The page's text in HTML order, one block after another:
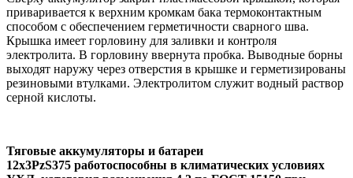
приваривается к верхним кромкам бака термоконтактным
способом с обеспечением герметичности сварного шва.
Крышка имеет горловину для заливки и контроля
электролита. В горловину ввернута пробка. Выводные борны
выходят наружу через отверстия в крышке и герметизированы
резиновыми втулками. Электролитом служит водный раствор
серной кислоты.
Тяговые аккумуляторы и батареи
12х3PzS375 работоспособны в климатических условиях